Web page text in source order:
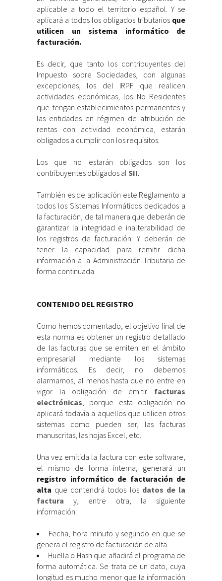
aplicable a todo el territorio español. Y se
aplicará a todos los obligados tributarios que
utilicen un sistema informático de
facturación.
Es decir, que tanto los contribuyentes del
Impuesto sobre Sociedades, con algunas
excepciones, los del IRPF que realicen
actividades económicas, los No Residentes
que tengan establecimientos permanentes y
las entidades en régimen de atribución de
rentas con actividad económica, estarán
obligados a cumplir con los requisitos.
Los que no estarán obligados son los
contribuyentes obligados al SII.
También es de aplicación este Reglamento a
todos los Sistemas Informáticos dedicados a
la facturación, de tal manera que deberán de
garantizar la integridad e inalterabilidad de
los registros de facturación. Y deberán de
tener la capacidad para remitir dicha
información a la Administración Tributaria de
forma continuada.
CONTENIDO DEL REGISTRO
Como hemos comentado, el objetivo final de
esta norma es obtener un registro detallado
de las facturas que se emiten en el ámbito
empresarial mediante los sistemas
informáticos. Es decir, no debemos
alarmarnos, al menos hasta que no entre en
vigor la obligación de emitir facturas
electrónicas, porque esta obligación no
aplicará todavía a aquellos que utilicen otros
sistemas como pueden ser, las facturas
manuscritas, las hojas Excel, etc.
Una vez emitida la factura con este software,
el mismo de forma interna, generará un
registro informático de facturación de
alta que contendrá todos los datos de la
facturay, entre otra, la siguiente
información:
Fecha, hora minuto y segundo en que se
genera el registro de facturación de alta.
Huella o Hash que añadirá el programa de
forma automática. Se trata de un dato, cuya
longitud es mucho menor que la información